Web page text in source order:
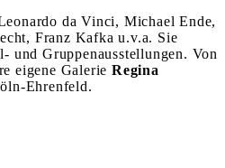
da Vinci, Michael Ende,
Franz Kafka u.v.a. Sie
und Gruppenausstellungen. Von
eigene Galerie Regina
Ehrenfeld.